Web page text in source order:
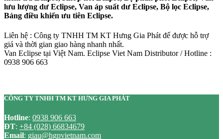
lưu lượng dư Eclipse, Van áp suất dư Eclipse, Bộ lọc Eclipse,
Bảng điều khiển ưu tiên Eclipse.
Liên hệ : Công ty TNHH TM KT Hưng Gia Phát để được hỗ trợ
giá và thời gian giao hàng nhanh nhất.
Van Eclipse tại Việt Nam. Eclipse Viet Nam Distributor / Hotline :
0938 906 663
CÔNG TY TNHH TM KT HƯNG GIA PHÁT
Hotline: 0938 906 663
ĐT: +84 (028) 66834679
Email: giau@hgpvietnam.com